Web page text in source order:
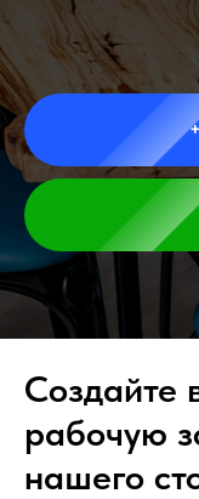
Создайте
рабочую
нашего